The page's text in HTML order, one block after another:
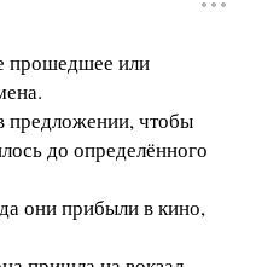
прошедшее или
предложении, чтобы
до определённого
они прибыли в кино,